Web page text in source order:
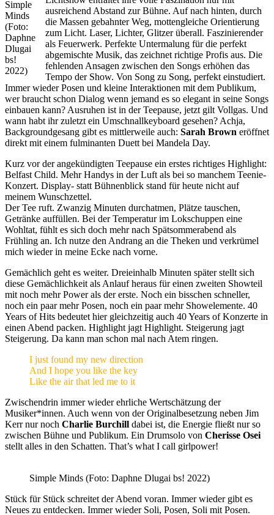
Simple
Minds
(Foto:
Daphne
Dlugai
bs!
2022)
ausreichend Abstand zur Bühne. Auf nach hinten, durch
die Massen gebahnter Weg, mottengleiche Orientierung
zum Licht. Laser, Lichter, Glitzer überall. Faszinierender
als Feuerwerk. Perfekte Untermalung für die perfekt
abgemischte Musik, das zeichnet richtige Profis aus. Die
fehlenden Ansagen zwischen den Songs erhöhen das
Tempo der Show. Von Song zu Song, perfekt einstudiert.
Immer wieder Posen und kleine Interaktionen mit dem Publikum,
wer braucht schon Dialog wenn jemand es so elegant in seine Songs
einbauen kann? Ausruhen ist in der Teepause, jetzt gilt Vollgas. Und
wann habt ihr zuletzt ein Umschnallkeyboard gesehen? Achja,
Backgroundgesang gibt es mittlerweile auch: Sarah Brown eröffnet
direkt mit einem fulminanten Duett bei Mandela Day.
Kurz vor der angekündigten Teepause ein erstes richtiges Highlight:
Belfast Child. Mehr Handys in der Luft als bei so manchem Teenie-
Konzert. Display- statt Bühnenblick stand für heute nicht auf
meinem Wunschzettel.
Der Tee ruft. Zwanzig Minuten durchatmen, Plätze tauschen,
Getränke auffüllen. Bei der Temperatur im Lokschuppen eine
Wohltat, fühlt es sich doch mehr nach Spätsommerabend als
Frühling an. Ich nutze den Andrang an die Theken und verkrümel
mich wieder in meine Ecke nach vorne.
Gemächlich geht es weiter. Dreieinhalb Minuten später stellt sich
diese Gemächlichkeit als Anlauf heraus für einen zweiten Showteil
mit noch mehr Power als der erste. Noch ein bisschen schneller,
noch ein paar mehr Posen, noch ein paar mehr Showelemente. 40
Years of Hits bedeutet hier gleichzeitig auch 40 Years of Konzerte in
einen Abend packen. Highlight jagt Highlight. Steigerung jagt
Steigerung. Da kann man schon mal nach Atem ringen.
I just found my new direction
And I hope you like the key
Like the air that led me to it
Zwischendrin immer wieder ehrliche Wertschätzung der
Musiker*innen. Auch wenn von der Originalbesetzung neben Jim
Kerr nur noch Charlie Burchill dabei ist, die Energie fließt nur so
zwischen Bühne und Publikum. Ein Drumsolo von Cherisse Osei
stellt alles in den Schatten. That’s what I call girlpower!
Simple Minds (Foto: Daphne Dlugai bs! 2022)
Stück für Stück schreitet der Abend voran. Immer wieder gibt es
Neues zu entdecken. Immer wieder Soli, Posen, Soli mit Posen.